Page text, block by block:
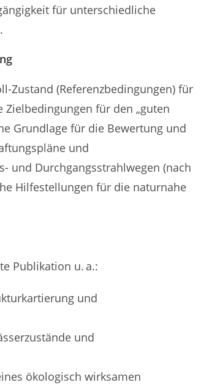
für unterschiedliche
Zustand (Referenzbedingungen) für
für den „guten
Grundlage für die Bewertung und
und
und Durchgangsstrahlwegen (nach
Hilfestellungen für die naturnahe
Publikation u. a.:
und
und
ökologisch wirksamen